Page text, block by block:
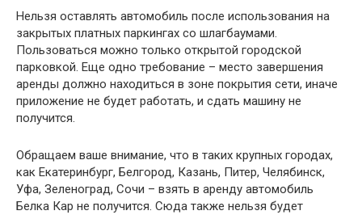
Нельзя оставлять автомобиль после использования на
закрытых платных паркингах со шлагбаумами.
Пользоваться можно только открытой городской
парковкой. Еще одно требование – место завершения
аренды должно находиться в зоне покрытия сети, иначе
приложение не будет работать, и сдать машину не
получится.
Обращаем ваше внимание, что в таких крупных городах,
как Екатеринбург, Белгород, Казань, Питер, Челябинск,
Уфа, Зеленоград, Сочи – взять в аренду автомобиль
Белка Кар не получится. Сюда также нельзя будет